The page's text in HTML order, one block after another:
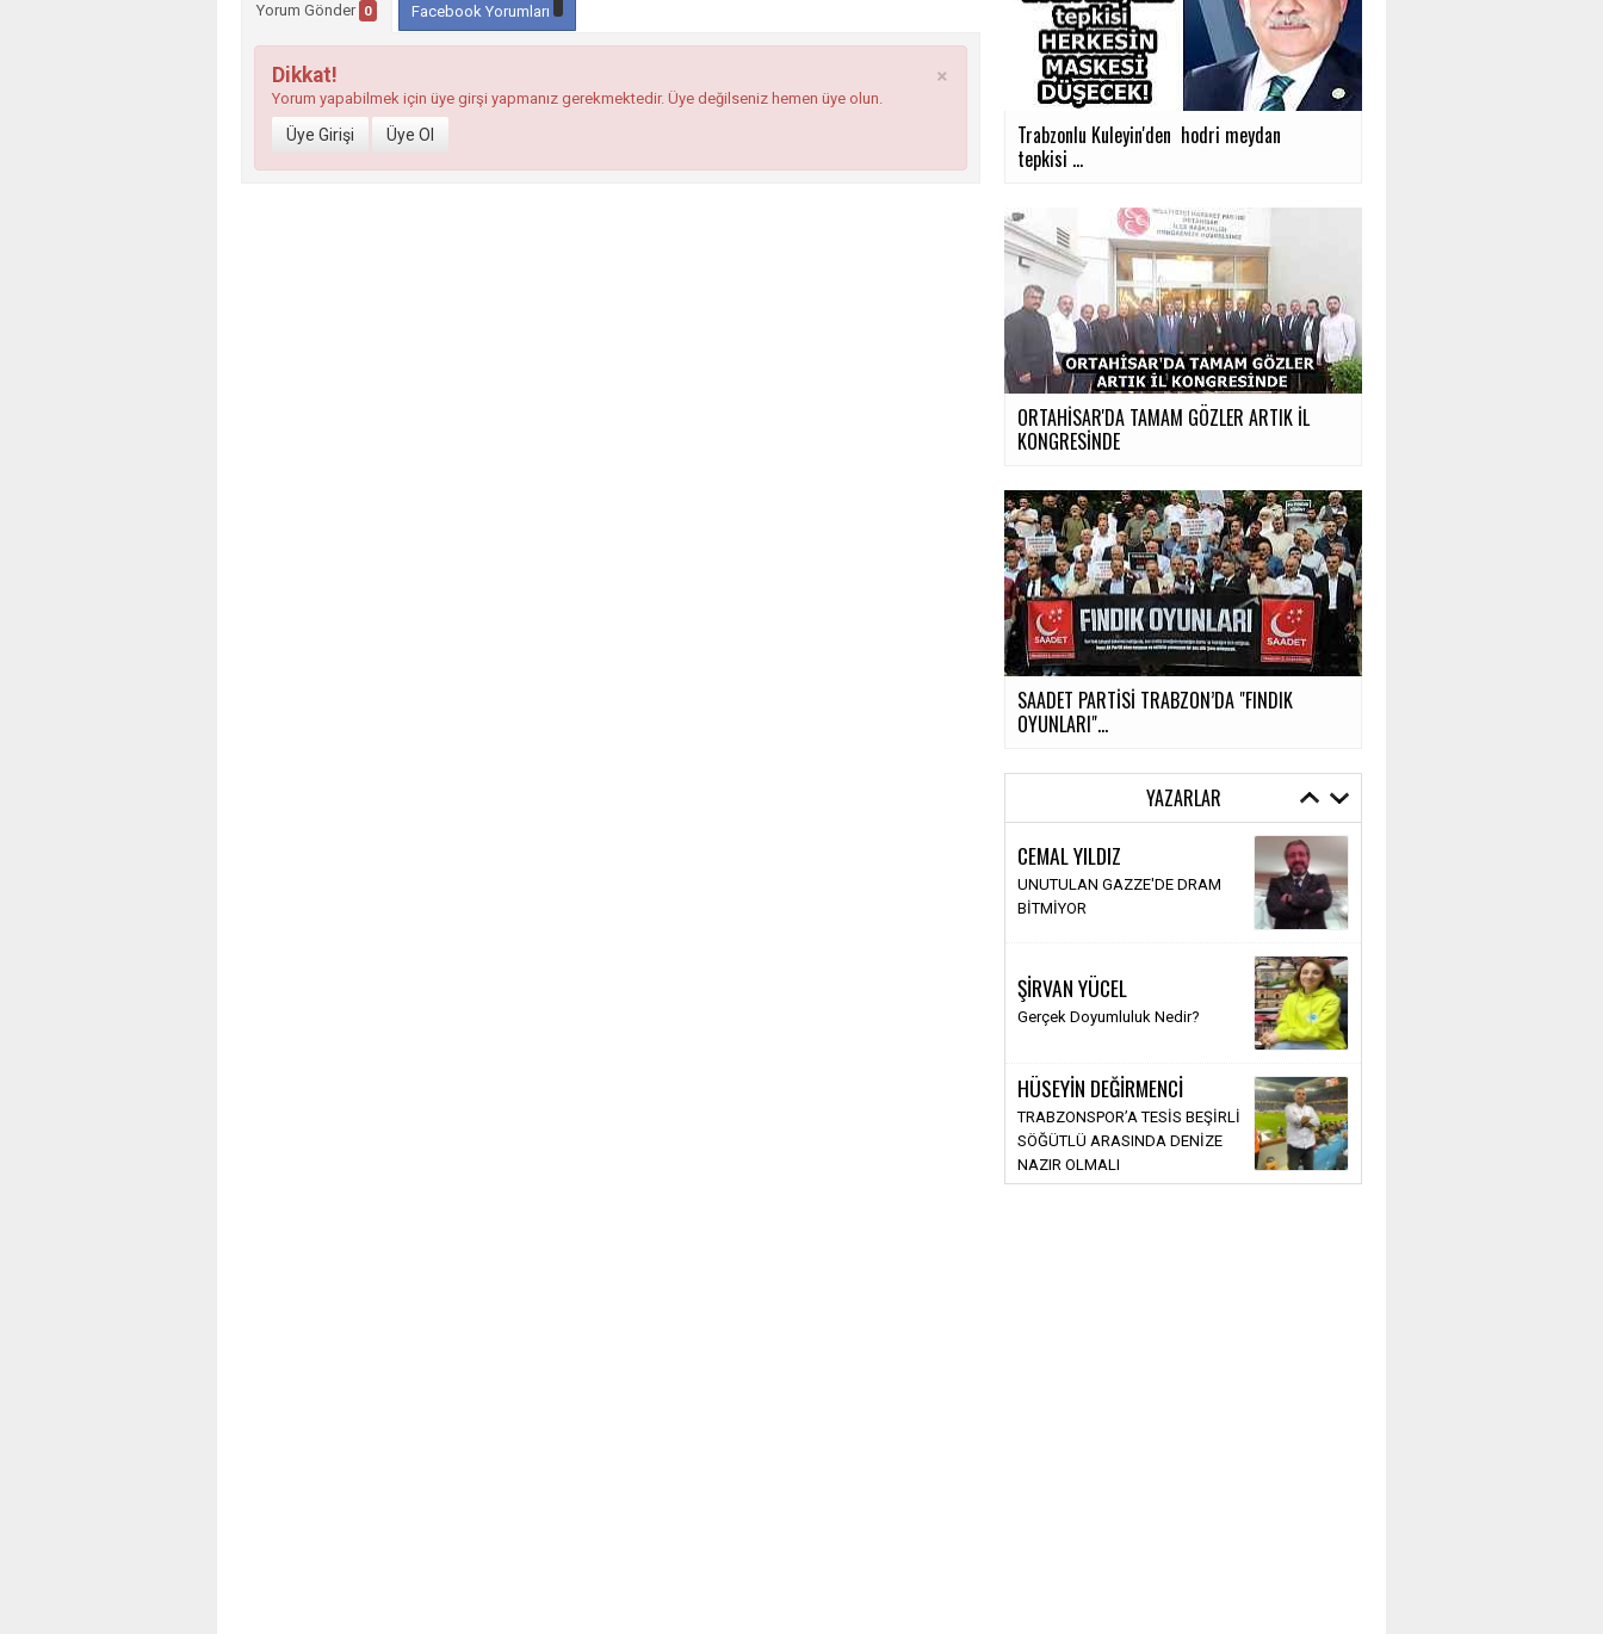
Yorum Gönder 0 Facebook Yorumları
×
Dikkat!
Yorum yapabilmek için üye girşi yapmanız gerekmektedir. Üye değilseniz hemen üye olun.
Üye Girişi Üye Ol
Trabzonlu Kuleyin'den hodri meydan
tepkisi ...
ORTAHİSAR'DA TAMAM GÖZLER ARTIK İL
KONGRESİNDE
SAADET PARTİSİ TRABZON’DA "FINDIK
OYUNLARI"...
YAZARLAR
CEMAL YILDIZ
UNUTULAN GAZZE'DE DRAM
BİTMİYOR
ŞİRVAN YÜCEL
Gerçek Doyumluluk Nedir?
HÜSEYİN DEĞİRMENCİ
TRABZONSPOR’A TESİS BEŞİRLİ
SÖĞÜTLÜ ARASINDA DENİZE
NAZIR OLMALI